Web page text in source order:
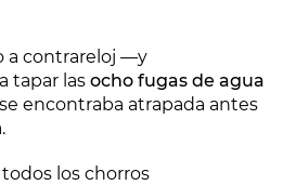
a contrareloj —y
tapar las ocho fugas de agua
encontraba atrapada antes
los chorros